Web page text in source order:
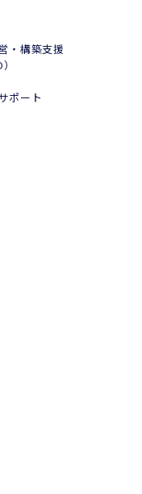
・構築支援
ポート